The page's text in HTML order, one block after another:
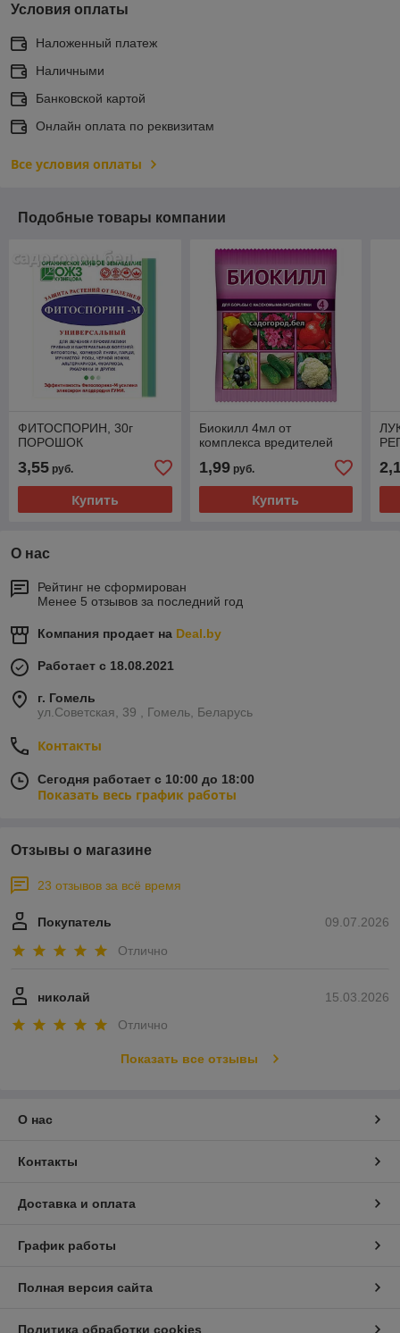
Условия оплаты
Наложенный платеж
Наличными
Банковской картой
Онлайн оплата по реквизитам
Все условия оплаты
Подобные товары компании
ФИТОСПОРИН, 30г
ПОРОШОК
3,55 руб.
Купить
Биокилл 4мл от
комплекса вредителей
1,99руб.
Купить
О нас
Рейтинг не сформирован
Менее 5 отзывов за последний год
Компания продает на Deal.by
Работает с 18.08.2021
г. Гомель
ул.Советская, 39 , Гомель, Беларусь
Контакты
Сегодня работает с 10:00 до 18:00
Показать весь график работы
Отзывы о магазине
23 отзывов за всё время
09.07.2026
Покупатель
Отлично
15.03.2026
николай
Отлично
Показать все отзывы
О нас
Контакты
Доставка и оплата
График работы
Полная версия сайта
Политика обработки cookies